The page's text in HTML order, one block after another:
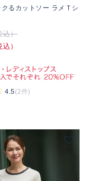
るカットソー ラメＴシ
込）
）
4.5(2件)